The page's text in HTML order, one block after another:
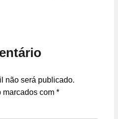
não será publicado.
marcados com *